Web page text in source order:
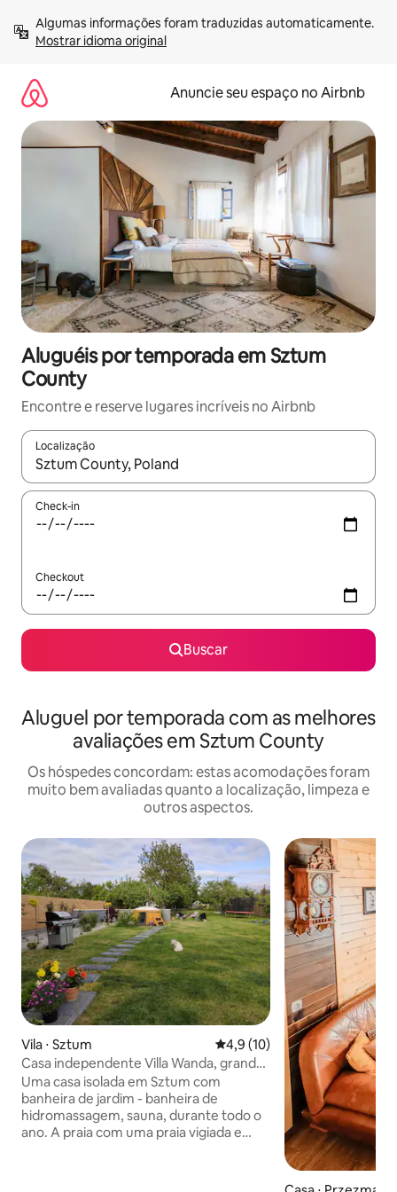
para
Mostrar idioma original
Anuncie seu espaço no Airbnb
Aluguéis por temporada em Sztum
County
Encontre e reserve lugares incríveis no Airbnb
Localização
Quando os resultados estiverem disponíveis, explore-os
Check-in
Checkout
Buscar
Aluguel por temporada com as melhores
avaliações em Sztum County
Os hóspedes concordam: estas acomodações foram
muito bem avaliadas quanto a localização, limpeza e
outros aspectos.
Vila ⋅ Sztum 4,9 de uma avaliação média
4,9 (10)
Casa independente Villa Wanda, grande
jardim com banheira de hidromassagem
Uma casa isolada em Sztum com
banheira de jardim - banheira de
hidromassagem, sauna, durante todo o
ano. A praia com uma praia vigiada e